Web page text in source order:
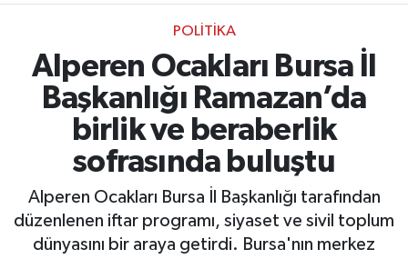
POLİTİKA
Alperen Ocakları Bursa İl
Başkanlığı Ramazan’da
birlik ve beraberlik
sofrasında buluştu
Alperen Ocakları Bursa İl Başkanlığı tarafından
düzenlenen iftar programı, siyaset ve sivil toplum
dünyasını bir araya getirdi. Bursa'nın merkez
Süper Lig Puan Durumu ve Fikstür
Tüm Manşetler
Son Dakika Haberleri
Haber Arşivi